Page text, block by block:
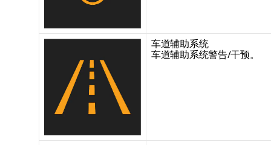
车道辅助系统
车道辅助系统警告/干预。